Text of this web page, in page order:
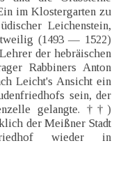
im Klostergarten zu
Leichenstein,
(1493 — 1522)
der hebräischen
Rabbiners Anton
Leicht's Ansicht ein
sein, der
gelangte. ††)
der Meißner Stadt
wieder in